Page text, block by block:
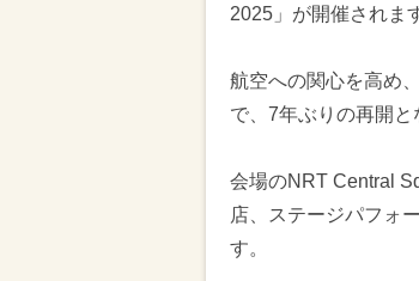
2025」が開催されま
航空への関心を高め
で、7年ぶりの再開と
会場のNRT Central
店、ステージパフォ
す。